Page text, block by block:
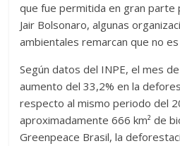
que fue permitida en gran parte
Jair Bolsonaro, algunas
ambientales remarcan que no
Según datos del INPE, el mes
aumento del 33,2% en la
respecto al mismo periodo del
aproximadamente 666 km² de
Greenpeace Brasil, la